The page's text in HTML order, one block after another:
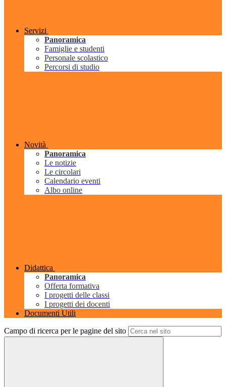
Servizi
Panoramica
Famiglie e studenti
Personale scolastico
Percorsi di studio
Novità
Panoramica
Le notizie
Le circolari
Calendario eventi
Albo online
Didattica
Panoramica
Offerta formativa
I progetti delle classi
I progetti dei docenti
Documenti Utili
Campo di ricerca per le pagine del sito